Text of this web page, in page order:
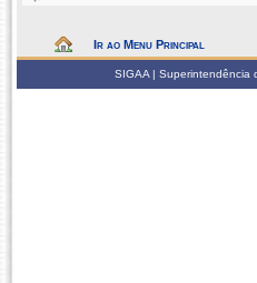
Ir ao Menu Principal
SIGAA | Superintendência